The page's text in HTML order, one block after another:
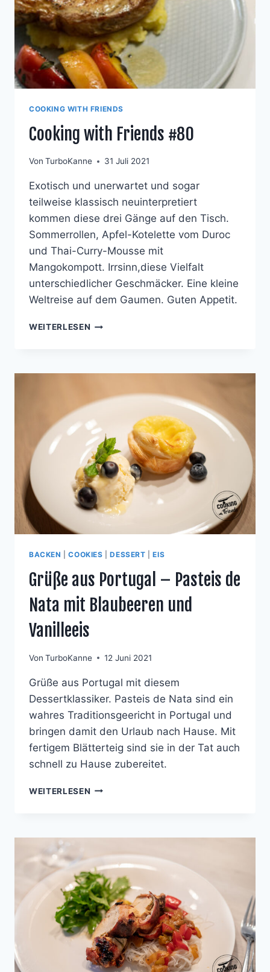
COOKING WITH FRIENDS
Cooking with Friends #80
Von TurboKanne 31 Juli 2021
Exotisch und unerwartet und sogar
teilweise klassisch neuinterpretiert
kommen diese drei Gänge auf den Tisch.
Sommerrollen, Apfel-Kotelette vom Duroc
und Thai-Curry-Mousse mit
Mangokompott. Irrsinn,diese Vielfalt
unterschiedlicher Geschmäcker. Eine kleine
Weltreise auf dem Gaumen. Guten Appetit.
WEITERLESEN COOKING
BACKEN |COOKIES |DESSERT |EIS
Grüße aus Portugal – Pasteis de
Nata mit Blaubeeren und
Vanilleeis
Von TurboKanne 12 Juni 2021
Grüße aus Portugal mit diesem
Dessertklassiker. Pasteis de Nata sind ein
wahres Traditionsgeericht in Portugal und
bringen damit den Urlaub nach Hause. Mit
fertigem Blätterteig sind sie in der Tat auch
schnell zu Hause zubereitet.
WEITERLESEN GRÜSSE A
ASTEIS D
ATA M
IT B
LAUBEEREN U
ND V
ANILLEEIS